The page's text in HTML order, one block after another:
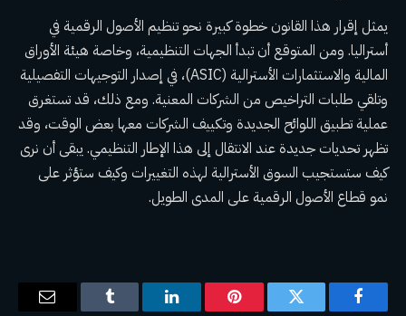
يمثل إقرار هذا القانون خطوة كبيرة نحو تنظيم الأصول الرقمية في
أستراليا. ومن المتوقع أن تبدأ الجهات التنظيمية، وخاصة هيئة الأوراق
المالية والاستثمارات الأسترالية (ASIC)، في إصدار التوجيهات التفصيلية
وتلقي طلبات التراخيص من الشركات المعنية. ومع ذلك، قد تستغرق
عملية تطبيق اللوائح الجديدة وتكييف الشركات معها بعض الوقت، وقد
تظهر تحديات جديدة عند الانتقال إلى هذا الإطار التنظيمي. يبقى أن نرى
كيف ستستجيب السوق الأسترالية لهذه التغييرات وكيف ستؤثر على
نمو قطاع الأصول الرقمية على المدى الطويل.
فيسبوك تويتر بينتيريستلينكدإن Tumblr البريد